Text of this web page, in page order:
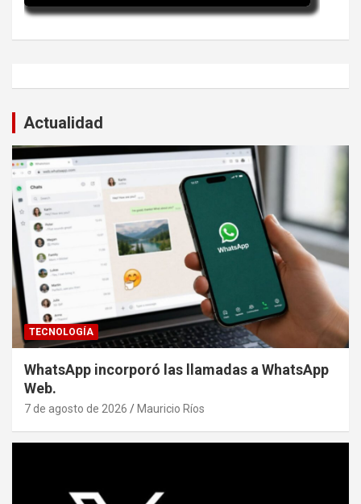
Actualidad
TECNOLOGÍA
WhatsApp incorporó las llamadas a WhatsApp
Web.
7 de agosto de 2026 Mauricio Ríos